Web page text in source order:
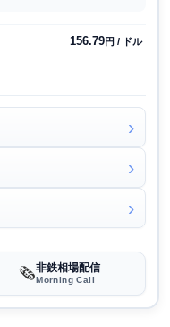
156.79円 / ドル
🗞️非鉄相場配信
Morning Call